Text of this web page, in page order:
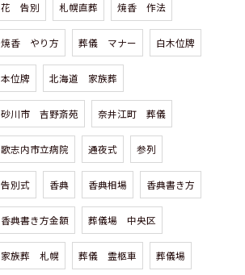
花 告別 札幌直葬 焼香 作法
焼香 やり方 葬儀 マナー 白木位牌
本位牌 北海道 家族葬
砂川市 吉野斎苑 奈井江町 葬儀
歌志内市立病院 通夜式 参列
告別式 香典 香典相場 香典書き方
香典書き方金額 葬儀場 中央区
家族葬 札幌 葬儀 霊柩車 葬儀場